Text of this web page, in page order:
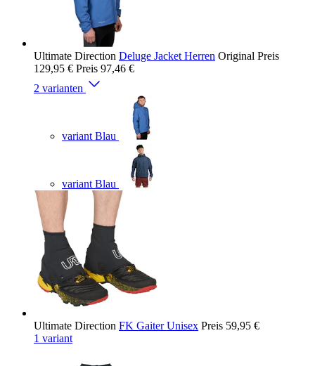
Ultimate Direction Deluge Jacket Herren Original Preis
129,95 € Preis 97,46 €
2 varianten
variant Blau
variant Blau
Ultimate Direction FK Gaiter Unisex Preis 59,95 €
1 variant